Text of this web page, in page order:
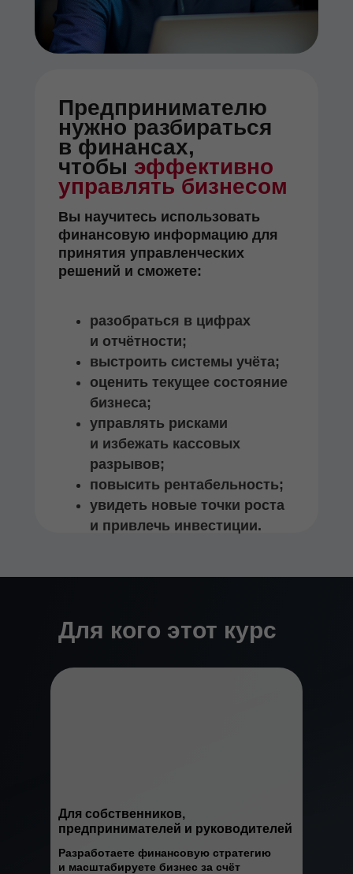
Предпринимателю
нужно разбираться
в финансах,
чтобы эффективно
управлять бизнесом
Вы научитесь использовать
финансовую информацию для
принятия управленческих
решений и сможете:
разобраться в цифрах
и отчётности;
выстроить системы учёта;
оценить текущее состояние
бизнеса;
управлять рисками
и избежать кассовых
разрывов;
повысить рентабельность;
увидеть новые точки роста
и привлечь инвестиции.
Для кого этот курс
Для собственников,
предпринимателей и руководителей
Разработаете финансовую стратегию
и масштабируете бизнес за счёт